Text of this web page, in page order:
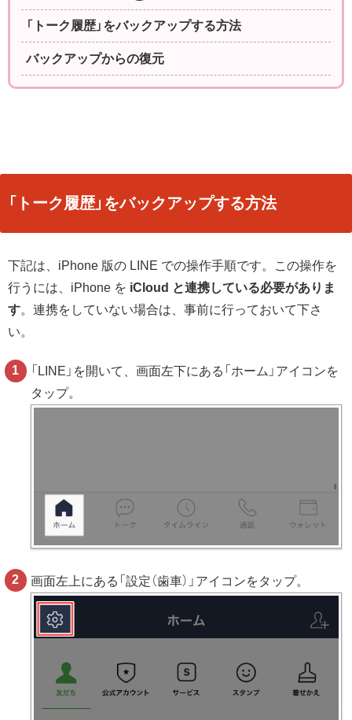
「トーク履歴」をバックアップする方法
バックアップからの復元
「トーク履歴」をバックアップする方法
下記は、iPhone 版の LINE での操作手順です。この操作を
行うには、iPhone を iCloud と連携している必要がありま
す。連携をしていない場合は、事前に行っておいて下さ
い。
「LINE」を開いて、画面左下にある「ホーム」アイコンを
タップ。
画面左上にある「設定（歯車）」アイコンをタップ。